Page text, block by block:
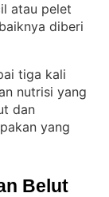
atau pelet
diberi
tiga kali
nutrisi yang
dan
yang
Belut